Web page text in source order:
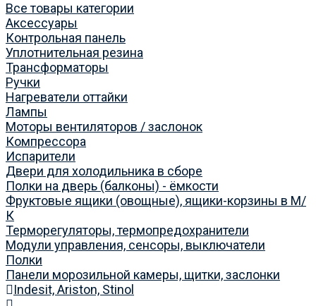
Все товары категории
Аксессуары
Контрольная панель
Уплотнительная резина
Трансформаторы
Ручки
Нагреватели оттайки
Лампы
Моторы вентиляторов / заслонок
Компрессора
Испарители
Двери для холодильника в сборе
Полки на дверь (балконы) - ёмкости
Фруктовые ящики (овощные), ящики-корзины в М/
К
Терморегуляторы, термопредохранители
Модули управления, сенсоры, выключатели
Полки
Панели морозильной камеры, щитки, заслонки
Indesit, Ariston, Stinol